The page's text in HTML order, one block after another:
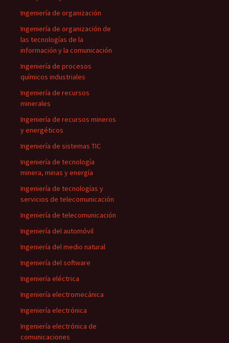
Ingeniería de organización
Ingeniería de organización de
las tecnologías de la
información y la comunicación
Ingeniería de procesos
químicos industriales
Ingeniería de recursos
minerales
Ingeniería de recursos mineros
y energéticos
Ingeniería de sistemas TIC
Ingeniería de tecnología
minera, minas y energía
Ingeniería de tecnologías y
servicios de telecomunicación
Ingeniería de telecomunicación
Ingeniería del automóvil
Ingeniería del medio natural
Ingeniería del software
Ingeniería eléctrica
Ingeniería electromecánica
Ingeniería electrónica
Ingeniería electrónica de
comunicaciones